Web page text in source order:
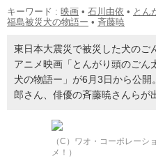
キーワード : 映画 • 石川由依 • とん
福島被災犬の物語ー • 斉藤暁
東日本大震災で被災した犬のご
アニメ映画「とんがり頭のごん
犬の物語ー」が6月3日から公
郎さん、俳優の斉藤暁さんらが
（C）ワオ・コーポレーシ
メ！）